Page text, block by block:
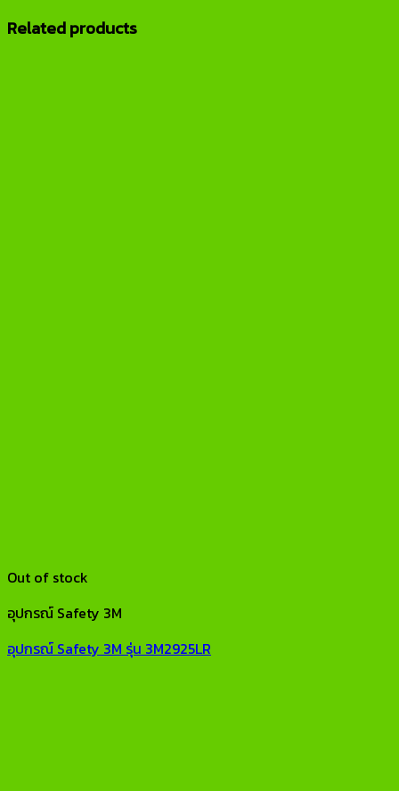
Related products
Out of stock
อุปกรณ์ Safety 3M
อุปกรณ์ Safety 3M รุ่น 3M2925LR